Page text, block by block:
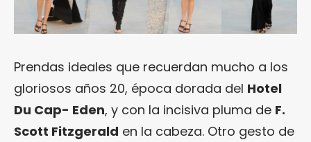
Prendas ideales que recuerdan mucho a los
gloriosos años 20, época dorada del Hotel
Du Cap- Eden, y con la incisiva pluma de F.
Scott Fitzgerald en la cabeza. Otro gesto de